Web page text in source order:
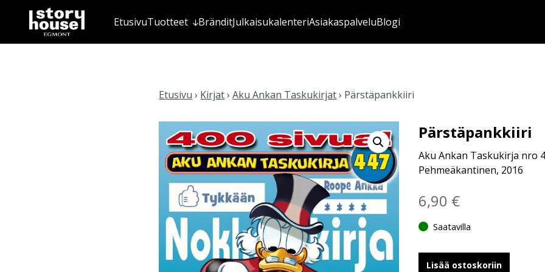
EtusivuTuotteet BränditJulkaisukalenteriAsiakaspalveluBlogi
Etusivu › Kirjat›Aku Ankan Taskukirjat› Pärstäpankkiiri
Pärstäpankkiiri
Aku Ankan Taskukirja nro
Pehmeäkantinen, 2016
6,90 €
Saatavilla
Lisää ostoskoriin